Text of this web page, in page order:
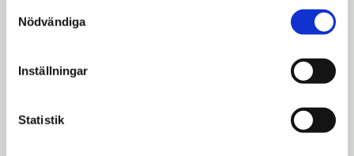
"Visa detaljer" kan du läsa om hur kakorna används och
hur vi och våra leverantörer inhämtar och behandlar
Nödvändiga
Inställningar
Statistik
engagemang för frågorna inom ledningen
vikten av att vara en attraktiv arbetsgivare.
att dess arbete med frågorna kan inspirera